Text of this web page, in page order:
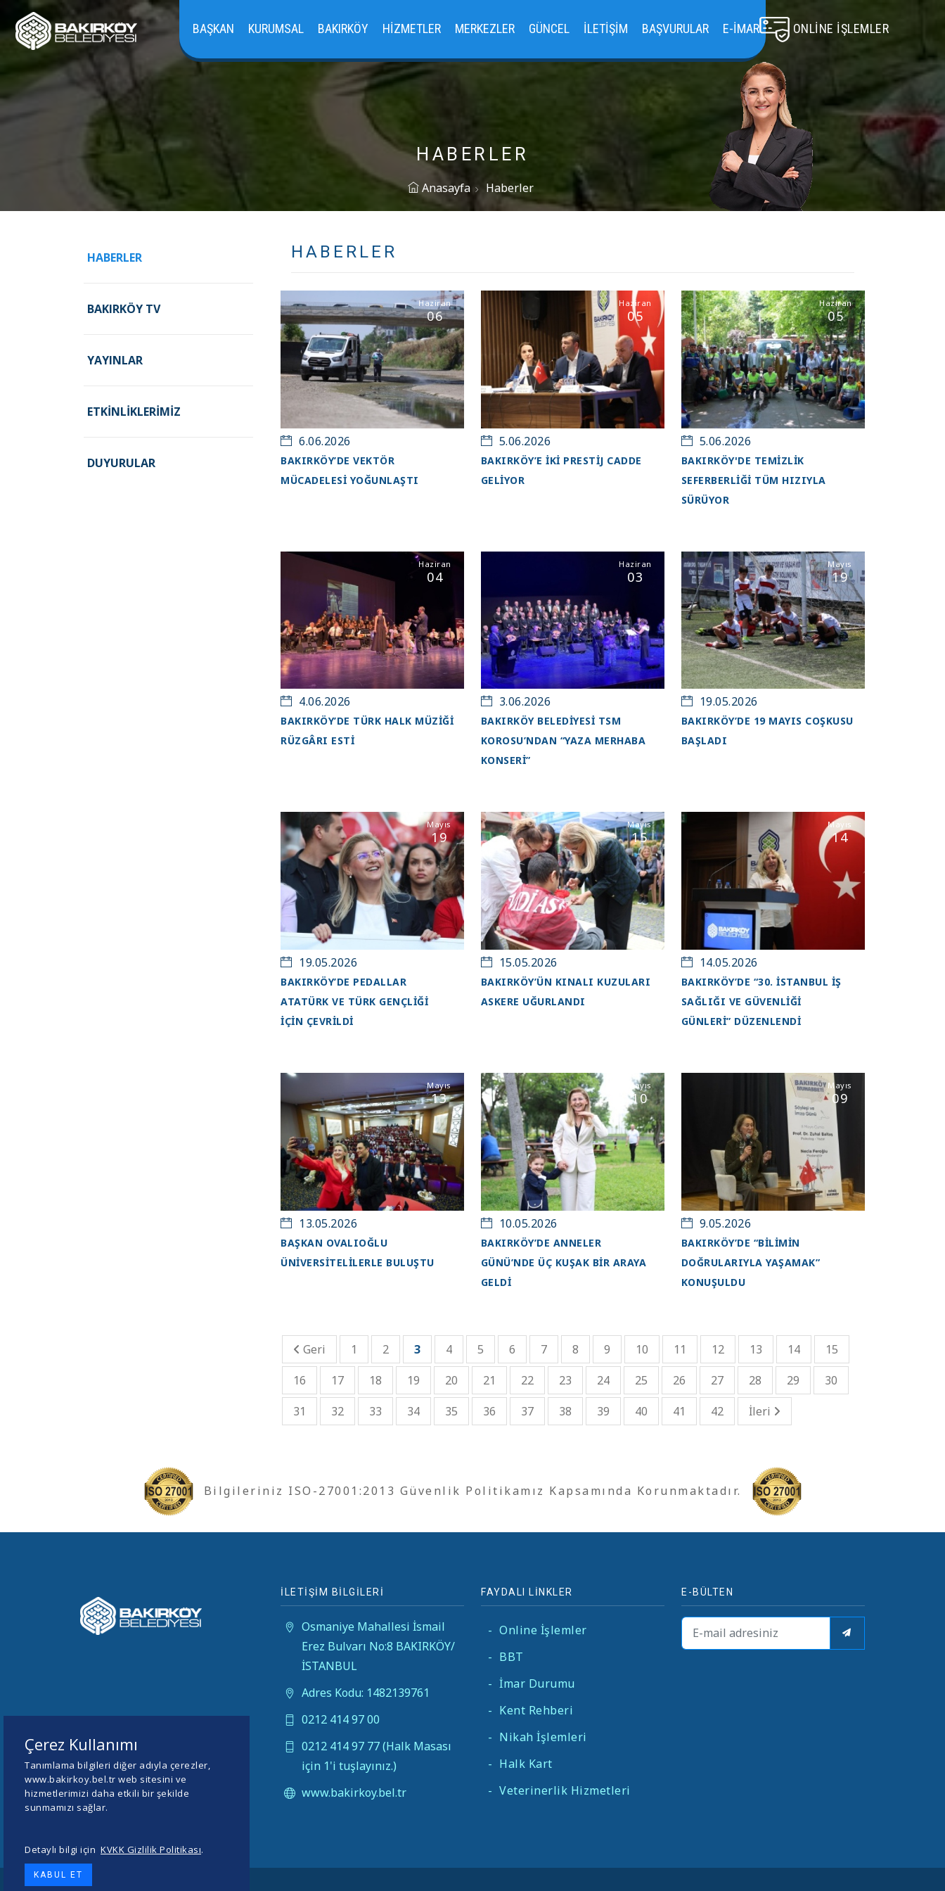
BAŞKAN KURUMSAL BAKIRKÖY HIZMETLER MERKEZLER GÜNCEL İLETIŞIM BAŞVURULAR E-İMAR ONLINE İŞLEMLER
HABERLER
Anasayfa Haberler
HABERLER
BAKIRKÖY TV
YAYINLAR
ETKINLIKLERIMIZ
DUYURULAR
HABERLER
Haziran
06
6.06.2026
BAKIRKÖY’DE VEKTÖR
MÜCADELESİ YOĞUNLAŞTI
Haziran
05
5.06.2026
BAKIRKÖY’E İKİ PRESTİJ CADDE
GELİYOR
Haziran
05
5.06.2026
BAKIRKÖY'DE TEMİZLİK
SEFERBERLİĞİ TÜM HIZIYLA
SÜRÜYOR
Haziran
04
4.06.2026
BAKIRKÖY’DE TÜRK HALK MÜZİĞİ
RÜZGÂRI ESTİ
Haziran
03
3.06.2026
BAKIRKÖY BELEDİYESİ TSM
KOROSU’NDAN “YAZA MERHABA
KONSERİ”
Mayıs
19
19.05.2026
BAKIRKÖY’DE 19 MAYIS COŞKUSU
BAŞLADI
Mayıs
19
19.05.2026
BAKIRKÖY’DE PEDALLAR
ATATÜRK VE TÜRK GENÇLİĞİ
İÇİN ÇEVRİLDİ
Mayıs
15
15.05.2026
BAKIRKÖY’ÜN KINALI KUZULARI
ASKERE UĞURLANDI
Mayıs
14
14.05.2026
BAKIRKÖY’DE “30. İSTANBUL İŞ
SAĞLIĞI VE GÜVENLİĞİ
GÜNLERİ” DÜZENLENDİ
Mayıs
13
13.05.2026
BAŞKAN OVALIOĞLU
ÜNİVERSİTELİLERLE BULUŞTU
Mayıs
10
10.05.2026
BAKIRKÖY’DE ANNELER
GÜNÜ’NDE ÜÇ KUŞAK BİR ARAYA
GELDİ
Mayıs
09
9.05.2026
BAKIRKÖY’DE “BİLİMİN
DOĞRULARIYLA YAŞAMAK”
KONUŞULDU
Geri 1 2 3 4 5 6 7 8 9 10 11 12 13 14
15
16
17 18 19 20 21 22 23 24 25 26 27 28 29
30
31
32 33 34 35 36 37 38 39 40 41 42 İleri
Bilgileriniz ISO-27001:2013 Güvenlik Politikamız Kapsamında Korunmaktadır.
İLETİŞİM BİLGİLERİ
Osmaniye Mahallesi İsmail
Erez Bulvarı No:8 BAKIRKÖY/
İSTANBUL
Adres Kodu: 1482139761
0212 414 97 00
0212 414 97 77 (Halk Masası
için 1'i tuşlayınız.)
www.bakirkoy.bel.tr
FAYDALI LİNKLER
- Online İşlemler
- BBT
- İmar Durumu
- Kent Rehberi
- Nikah İşlemleri
- Halk Kart
- Veterinerlik Hizmetleri
E-BÜLTEN
Çerez Kullanımı
Tanımlama bilgileri diğer adıyla çerezler,
www.bakirkoy.bel.tr web sitesini ve
hizmetlerimizi daha etkili bir şekilde
sunmamızı sağlar.
Detaylı bilgi için KVKK Gizlilik Politikası.
KABUL ET